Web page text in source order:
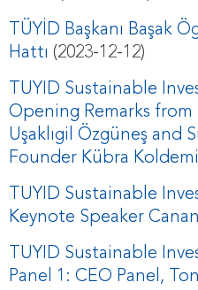
TÜYİD Başkanı Başak
Hattı (2023-12-12)
TUYID Sustainable
Opening Remarks from
Uşaklıgil Özgüneş and
Founder Kübra
TUYID Sustainable
Keynote Speaker
TUYID Sustainable
Panel 1: CEO Panel,